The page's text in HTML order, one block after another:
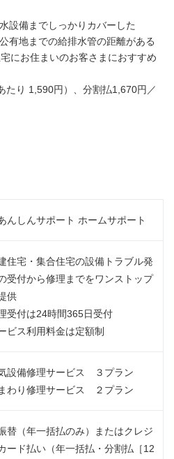
設備までしっかりカバーした
有地までの給排水管の距離がある
にお住まいのお客さまにおすすめ
たり 1,590円）、分割払1,670円／
んしんサポート ホームサポート
住宅・集合住宅の設備トラブル発
受付から修理までをワンストップ
供
受付は24時間365日受付
ビス利用料金は定額制
設備修理サービス ３プラン
わり修理サービス ２プラン
替（年一括払のみ）またはクレジ
ード払い（年一括払・分割払［12